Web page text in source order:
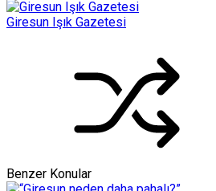
Giresun Işık Gazetesi
Benzer Konular